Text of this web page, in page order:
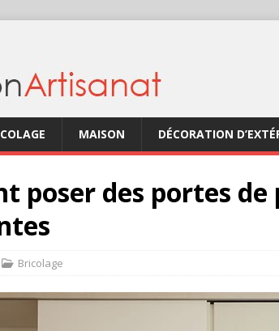
MAISON DÉCORATION
poser des portes de
Bricolage